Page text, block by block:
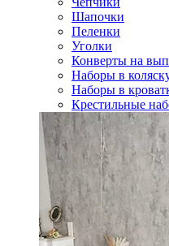
Шапочки
Пеленки
Уголки
Конверты на
Наборы в
Наборы в
Крестильные